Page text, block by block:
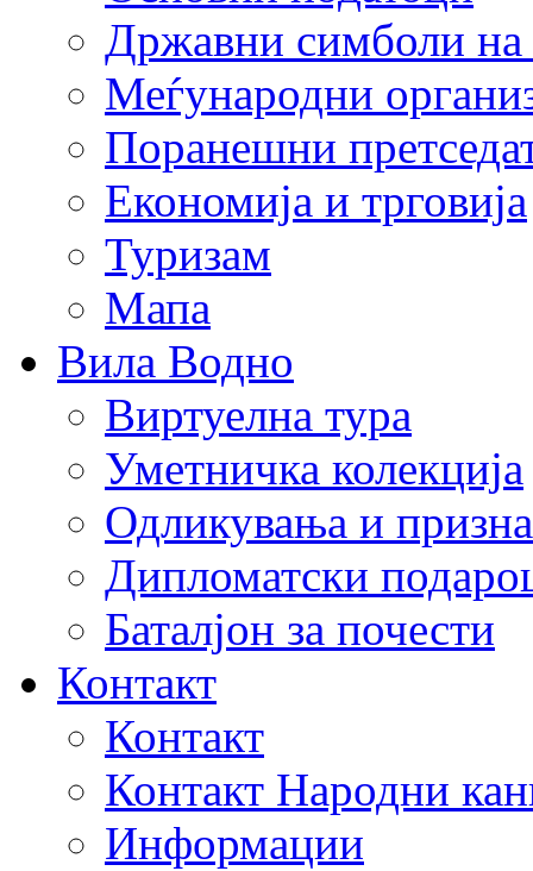
Државни симболи
Меѓународни
Поранешни
Економија и трговија
Туризам
Мапа
Вила Водно
Виртуелна тура
Уметничка колекција
Одликувања и
Дипломатски
Баталјон за почести
Контакт
Контакт
Контакт Народни
Информации